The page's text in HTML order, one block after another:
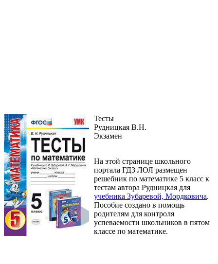
Тесты
Рудницкая В.Н.
Экзамен
На этой странице школьного
портала ГДЗ ЛОЛ размещен
решебник по математике 5 класс к
тестам автора Рудницкая для
учебника Зубаревой, Мордковича.
Пособие создано в помощь
родителям для контроля
успеваемости школьников в пятом
классе по математике.